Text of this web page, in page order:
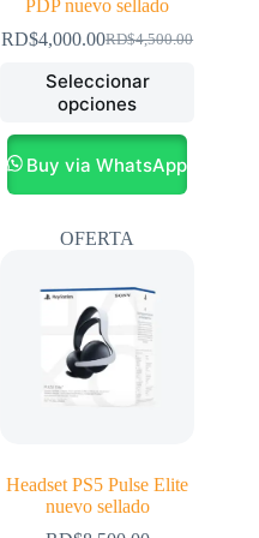
PDP nuevo sellado
RD$4,500.00
El
precio
original
era:
RD$4,500.00.
RD$4,000.00El
precio
actual
es:
RD$4,000.00.
Seleccionar
opciones
Este
producto
tiene
múltiples
variantes.
opciones
pueden
en
la
página
de
producto
Buy via WhatsApp
OFERTA
Headset PS5 Pulse Elite
nuevo sellado